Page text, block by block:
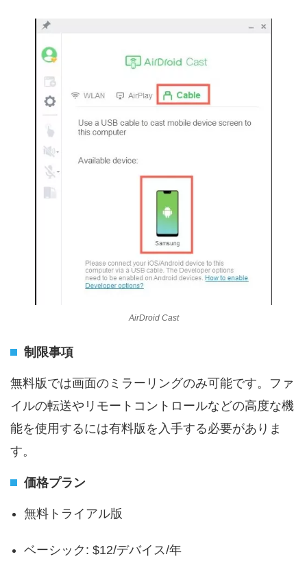
AirDroid Cast
制限事項
無料版では画面のミラーリングのみ可能です。ファ
イルの転送やリモートコントロールなどの高度な機
能を使用するには有料版を入手する必要がありま
す。
価格プラン
無料トライアル版
ベーシック: $12/デバイス/年